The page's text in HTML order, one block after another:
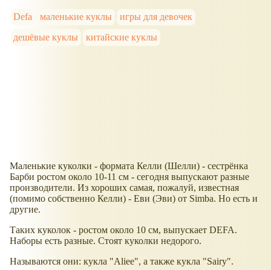
Defa маленькие куклы
игры для девочек
дешёвые куклы
китайские куклы
Маленькие куколки - формата Келли (Шелли) - сестрёнка
Барби ростом около 10-11 см - сегодня выпускают разные
производители. Из хороших самая, пожалуй, известная
(помимо собственно Келли) - Еви (Эви) от Simba. Но есть и
другие.
Таких куколок - ростом около 10 см, выпускает DEFA.
Наборы есть разные. Стоят куколки недорого.
Называются они: кукла "Aliee", а также кукла "Sairy".